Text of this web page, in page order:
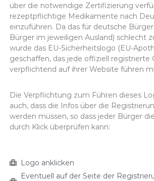
über die notwendige Zertifizierung
rezeptpflichtige Medikamente nach
einzuführen. Da das für deutsche
Bürger im jeweiligen Ausland) schlecht
wurde das EU-Sicherheitslogo (EU-
geschaffen, das jede offiziell registrierte
verpflichtend auf ihrer Website führen
Die Verpflichtung zum Führen dieses
auch, dass die Infos über die
werden müssen, so dass jeder Bürger
durch Klick überprüfen kann:
Logo anklicken
Eventuell auf der Seite der